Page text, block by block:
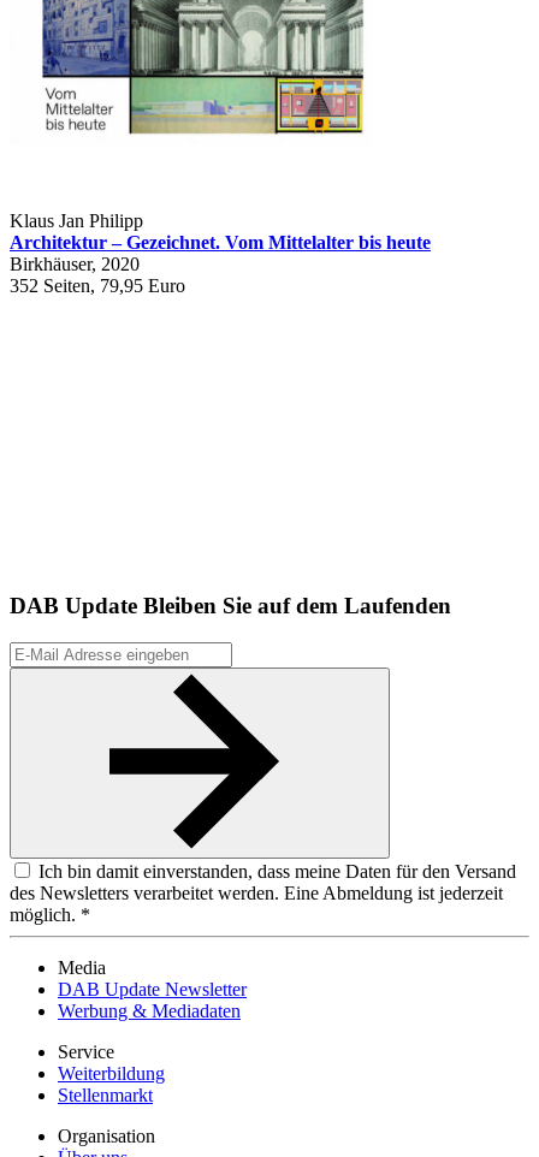
Klaus Jan Philipp
Architektur – Gezeichnet. Vom Mittelalter bis heute
Birkhäuser, 2020
352 Seiten, 79,95 Euro
DAB Update Bleiben Sie auf dem Laufenden
Ich bin damit einverstanden, dass meine Daten für den Versand
des Newsletters verarbeitet werden. Eine Abmeldung ist jederzeit
möglich. *
Media
DAB Update Newsletter
Werbung & Mediadaten
Service
Weiterbildung
Stellenmarkt
Organisation